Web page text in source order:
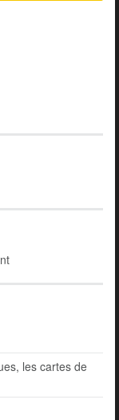
les cartes de